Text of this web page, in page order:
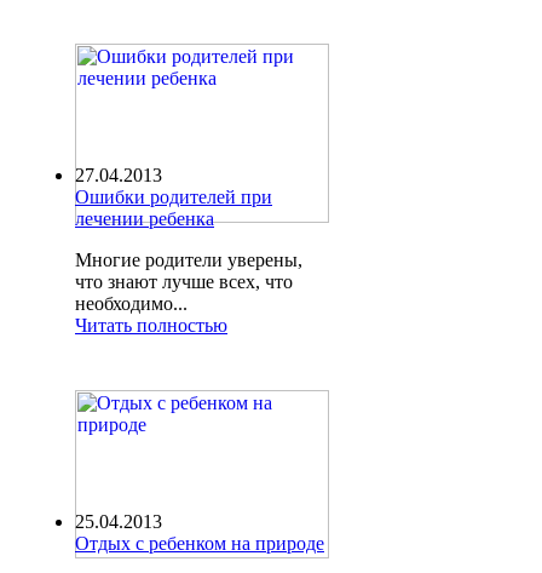
27.04.2013
Ошибки родителей при
лечении ребенка
Многие родители уверены,
что знают лучше всех, что
необходимо...
Читать полностью
25.04.2013
Отдых с ребенком на природе